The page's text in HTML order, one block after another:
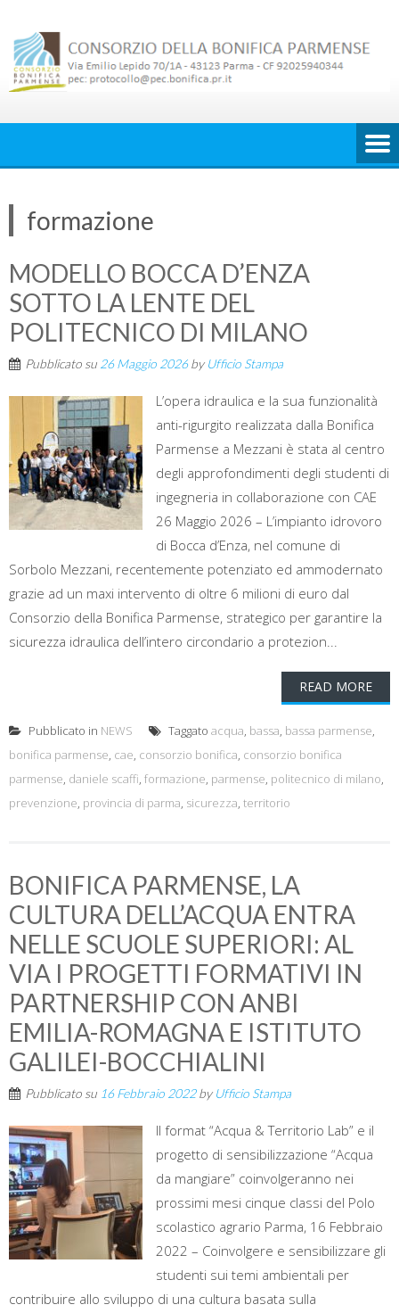
content
formazione
MODELLO BOCCA D’ENZA
SOTTO LA LENTE DEL
POLITECNICO DI MILANO
Pubblicato su 26 Maggio 2026by Ufficio Stampa
L’opera idraulica e la sua funzionalità
anti-rigurgito realizzata dalla Bonifica
Parmense a Mezzani è stata al centro
degli approfondimenti degli studenti di
ingegneria in collaborazione con CAE
26 Maggio 2026 – L’impianto idrovoro
di Bocca d’Enza, nel comune di
Sorbolo Mezzani, recentemente potenziato ed ammodernato
grazie ad un maxi intervento di oltre 6 milioni di euro dal
Consorzio della Bonifica Parmense, strategico per garantire la
sicurezza idraulica dell’intero circondario a protezion...
READ MORE
Pubblicato in NEWS Taggato acqua, bassa, bassa parmense,
bonifica parmense, cae, consorzio bonifica, consorzio bonifica
parmense, daniele scaffi, formazione, parmense, politecnico di milano,
prevenzione, provincia di parma, sicurezza, territorio
BONIFICA PARMENSE, LA
CULTURA DELL’ACQUA ENTRA
NELLE SCUOLE SUPERIORI: AL
VIA I PROGETTI FORMATIVI IN
PARTNERSHIP CON ANBI
EMILIA-ROMAGNA E ISTITUTO
GALILEI-BOCCHIALINI
Pubblicato su 16 Febbraio 2022by Ufficio Stampa
Il format “Acqua & Territorio Lab” e il
progetto di sensibilizzazione “Acqua
da mangiare” coinvolgeranno nei
prossimi mesi cinque classi del Polo
scolastico agrario Parma, 16 Febbraio
2022 – Coinvolgere e sensibilizzare gli
studenti sui temi ambientali per
contribuire allo sviluppo di una cultura basata sulla